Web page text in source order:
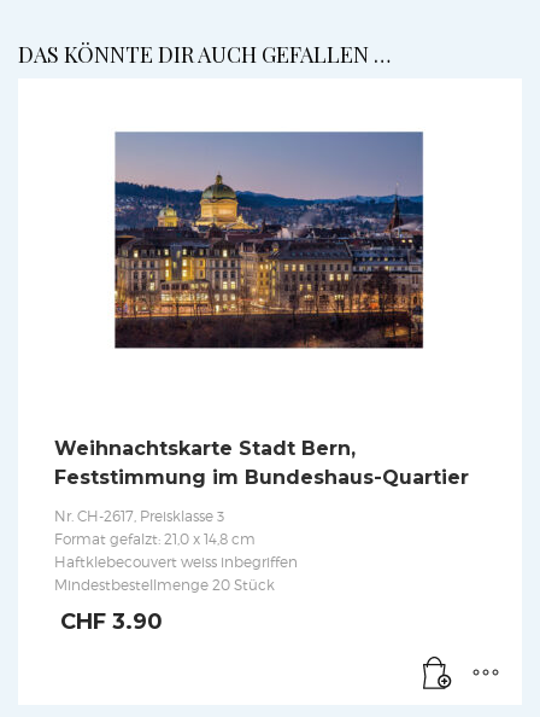
DAS KÖNNTE DIR AUCH GEFALLEN …
Weihnachtskarte Stadt Bern,
Feststimmung im Bundeshaus-Quartier
Nr. CH-2617, Preisklasse 3
Format gefalzt: 21,0 x 14,8 cm
Haftklebecouvert weiss inbegriffen
Mindestbestellmenge 20 Stück
CHF 3.90